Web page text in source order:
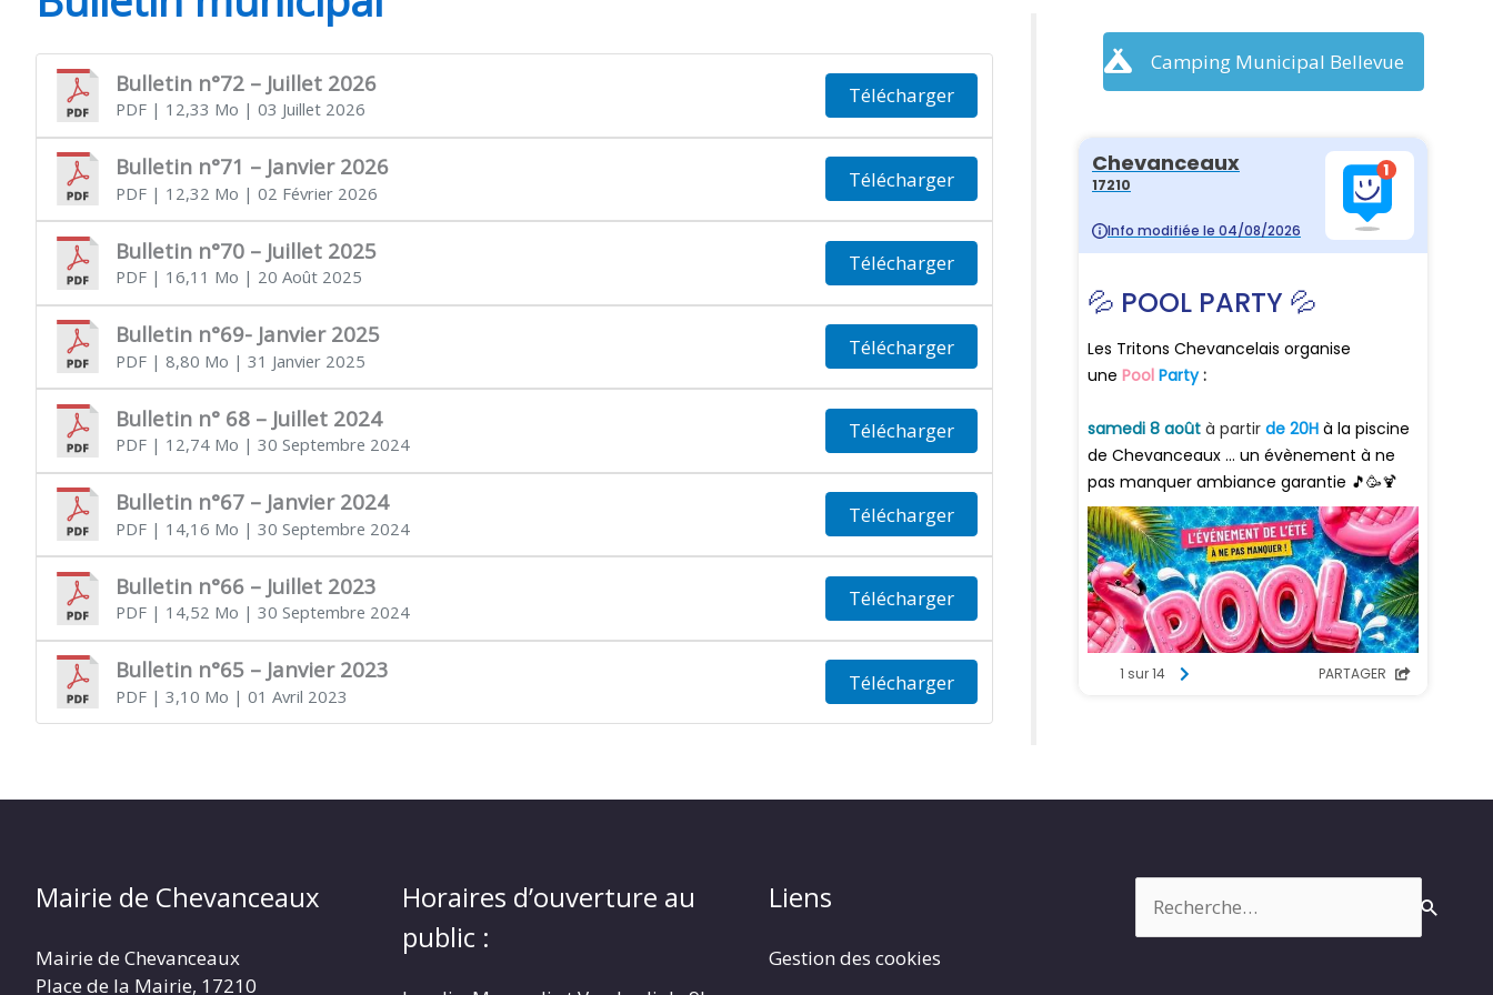
Bulletin n°72 – Juillet 2026
PDF| 12,33 Mo | 03 Juillet 2026
Télécharger
Bulletin n°71 – Janvier 2026
PDF| 12,32 Mo | 02 Février 2026
Télécharger
Bulletin n°70 – Juillet 2025
PDF| 16,11 Mo | 20 Août 2025
Télécharger
Bulletin n°69- Janvier 2025
PDF| 8,80 Mo | 31 Janvier 2025
Télécharger
Bulletin n° 68 – Juillet 2024
PDF| 12,74 Mo | 30 Septembre 2024
Télécharger
Bulletin n°67 – Janvier 2024
PDF| 14,16 Mo | 30 Septembre 2024
Télécharger
Bulletin n°66 – Juillet 2023
PDF| 14,52 Mo | 30 Septembre 2024
Télécharger
Bulletin n°65 – Janvier 2023
PDF| 3,10 Mo | 01 Avril 2023
Télécharger
Camping Municipal Bellevue
Mairie de Chevanceaux
Mairie de Chevanceaux
Place de la Mairie, 17210
Horaires d’ouverture au
public :
Liens
Gestion des cookies